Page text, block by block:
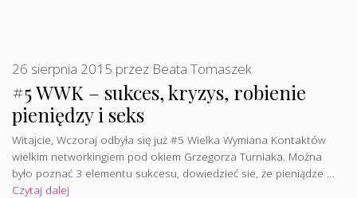
#5 WWK – sukces, kryzys, robienie
pieniędzy i seks
26 sierpnia 2015 przez Beata Tomaszek
Witajcie, Wczoraj odbyła się już #5 Wielka Wymiana Kontaktów
wielkim networkingiem pod okiem Grzegorza Turniaka. Można
było poznać 3 elementu sukcesu, dowiedzieć sie, że pieniądze …
Czytaj dalej